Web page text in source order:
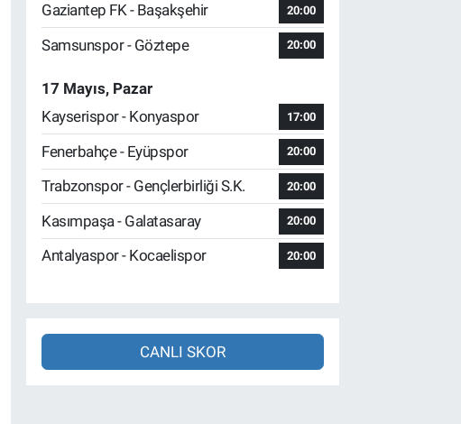
Gaziantep FK - Başakşehir 20:00
Samsunspor - Göztepe 20:00
17 Mayıs, Pazar
Kayserispor - Konyaspor
17:00
Fenerbahçe - Eyüpspor 20:00
Trabzonspor - Gençlerbirliği S.K. 20:00
Kasımpaşa - Galatasaray 20:00
Antalyaspor - Kocaelispor 20:00
CANLI SKOR